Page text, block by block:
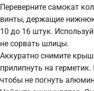
Переверните самокат
винты, держащие
10 до 16 штук.
не сорвать шлицы.
Аккуратно снимите
прилипнуть на
чтобы не погнуть